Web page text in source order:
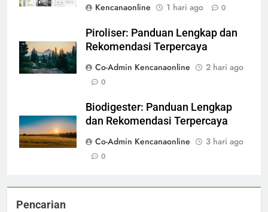
Kencanaonline
1 hari ago 0
Piroliser: Panduan Lengkap dan
Rekomendasi Terpercaya
Co-Admin Kencanaonline
2 hari ago
0
Biodigester: Panduan Lengkap
dan Rekomendasi Terpercaya
Co-Admin Kencanaonline
3 hari ago
0
Pencarian